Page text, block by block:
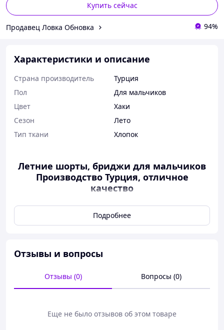
Купить сейчас
Продавец Ловка Обновка 94%
Характеристики и описание
Страна производитель
Турция
Пол
Для мальчиков
Цвет
Хаки
Сезон
Лето
Тип ткани
Хлопок
Летние шорты, бриджи для мальчиков
Производство Турция, отличное
качество
Пояс резинка, тянется
Внизу штанина на резинке, можно
два на липучке
Длина 70см
Талия 30см, тянется
Подробнее
Отзывы и вопросы
Отзывы (0) Вопросы (0)
Еще не было отзывов об этом товаре